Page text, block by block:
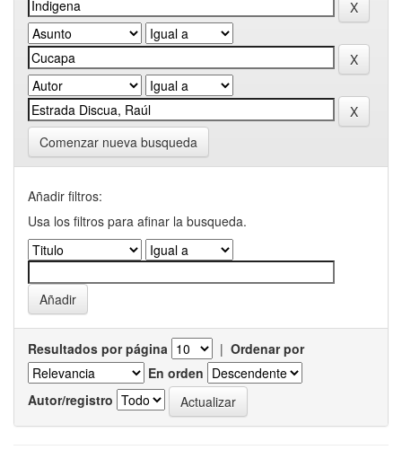
Comenzar nueva busqueda
Añadir filtros:
Usa los filtros para afinar la busqueda.
Resultados por página | Ordenar por
En orden
Autor/registro